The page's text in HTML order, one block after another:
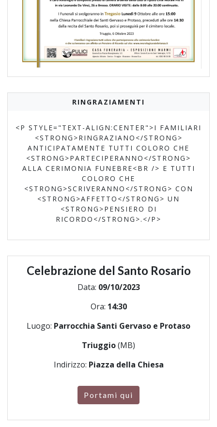
RINGRAZIAMENTI
<P STYLE="TEXT-ALIGN:CENTER">I FAMILIARI
<STRONG>RINGRAZIANO</STRONG>
ANTICIPATAMENTE TUTTI COLORO CHE
<STRONG>PARTECIPERANNO</STRONG>
ALLA CERIMONIA FUNEBRE<BR /> E TUTTI
COLORO CHE
<STRONG>SCRIVERANNO</STRONG> CON
<STRONG>AFFETTO</STRONG> UN
<STRONG>PENSIERO DI
RICORDO</STRONG>.</P>
Celebrazione del Santo Rosario
Data: 09/10/2023
Ora: 14:30
Luogo: Parrocchia Santi Gervaso e Protaso
Triuggio(MB)
Indirizzo: Piazza della Chiesa
Portami qui